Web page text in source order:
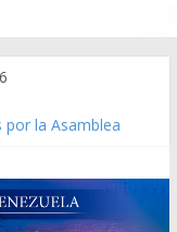
la Asamblea
año CXXXIII Mes V,